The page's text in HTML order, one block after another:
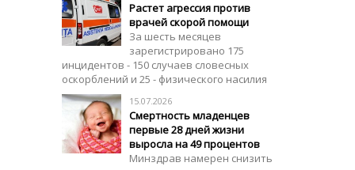
Растет агрессия против
врачей скорой помощи
За шесть месяцев
зарегистрировано 175
инцидентов - 150 случаев словесных
оскорблений и 25 - физического насилия
15.07.2026
Смертность младенцев
первые 28 дней жизни
выросла на 49 процентов
Минздрав намерен снизить